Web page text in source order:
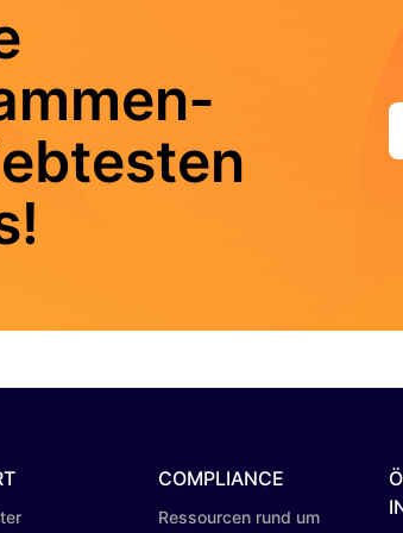
COMPLIANCE
Ressourcen rund um